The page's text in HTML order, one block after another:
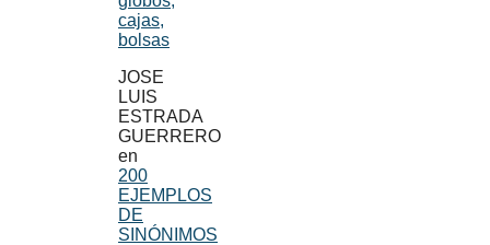
cajas,
bolsas
JOSE
LUIS
ESTRADA
GUERRERO
en
200
EJEMPLOS
DE
SINÓNIMOS